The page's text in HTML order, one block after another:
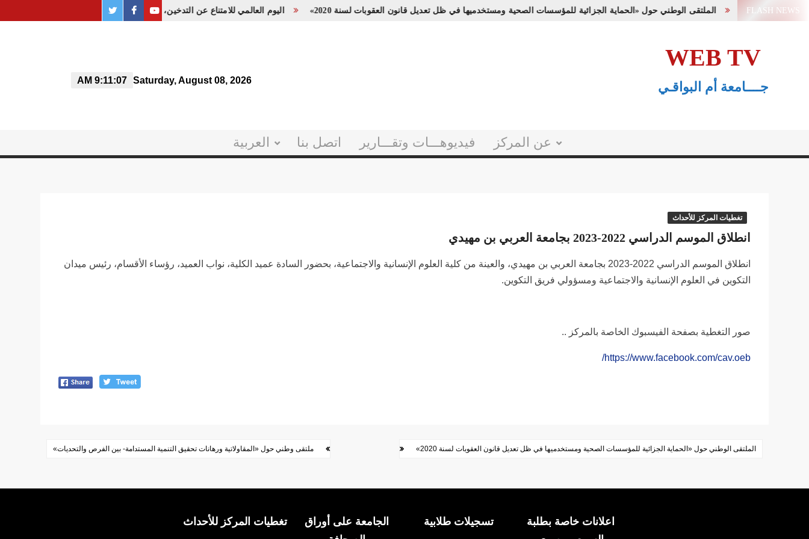
Skip
FLASH NEWS اليوم العالمي للامتناع عن التدخين، تحت شعار «التبغ، تهديد لبيئتنا» الملتقى الوطني حول «الحماية الجزائية للمؤسسات الصحية ومستخدميها في ظل تعديل قانون العقوبات لسنة 2020» youtube
PAGE
twitter
WEB TV
جــــامعة أم البواقـي 9:11:07 AM Saturday, August 08, 2026
عن المركز فيديوهـــات وتقـــارير اتصل بنا العربية
تغطيات المركز للأحداث
انطلاق الموسم الدراسي 2022-2023 بجامعة العربي بن مهيدي
انطلاق الموسم الدراسي 2022-2023 بجامعة العربي بن مهيدي، والعينة من كلية العلوم الإنسانية والاجتماعية، بحضور السادة عميد الكلية، نواب العميد، رؤساء الأقسام، رئيس ميدان
التكوين في العلوم الإنسانية والاجتماعية ومسؤولي فريق التكوين.
صور التغطية بصفحة الفيسبوك الخاصة بالمركز ..
https://www.facebook.com/cav.oeb/
Post
ملتقى وطني حول «المقاولاتية ورهانات تحقيق التنمية المستدامة- بين الفرص والتحديات» الملتقى الوطني حول «الحماية الجزائية للمؤسسات الصحية ومستخدميها في ظل تعديل قانون العقوبات لسنة 2020»
اعلانات خاصة بطلبة
تسجيلات طلابية
الجامعة على أوراق
تغطيات المركز للأحداث